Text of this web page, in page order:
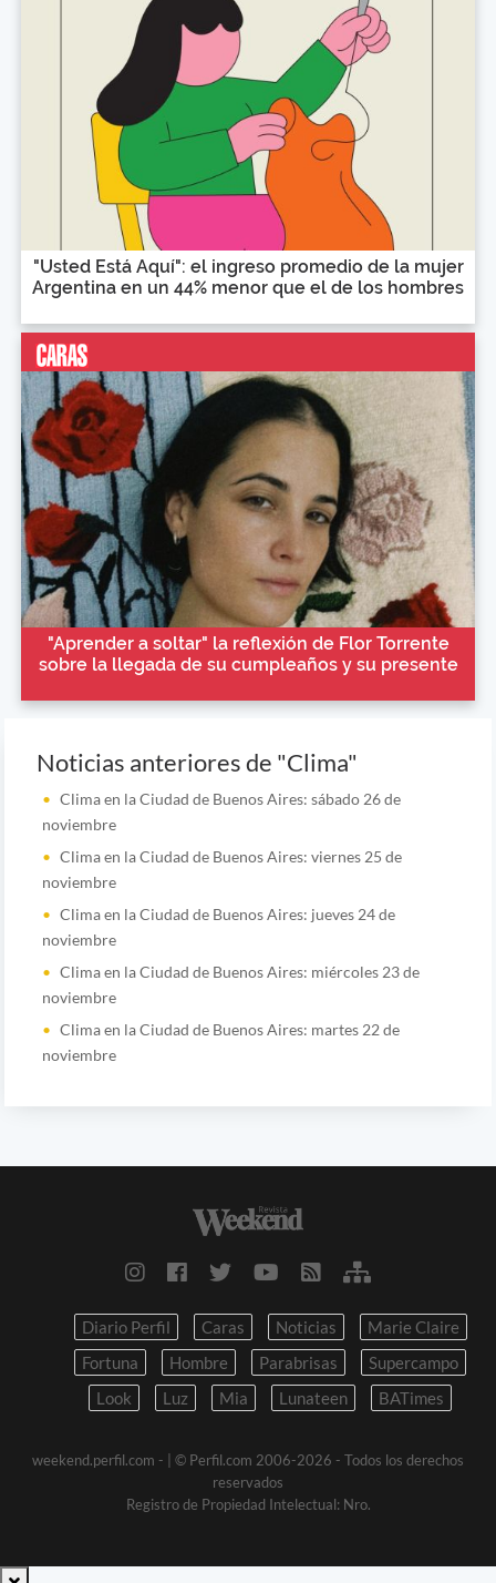
"Usted Está Aquí": el ingreso promedio de la mujer
Argentina en un 44% menor que el de los hombres
"Aprender a soltar" la reflexión de Flor Torrente
sobre la llegada de su cumpleaños y su presente
Noticias anteriores de "Clima"
Clima en la Ciudad de Buenos Aires: sábado 26 de
noviembre
Clima en la Ciudad de Buenos Aires: viernes 25 de
noviembre
Clima en la Ciudad de Buenos Aires: jueves 24 de
noviembre
Clima en la Ciudad de Buenos Aires: miércoles 23 de
noviembre
Clima en la Ciudad de Buenos Aires: martes 22 de
noviembre
Diario Perfil Caras Noticias
Marie Claire
Fortuna
Hombre Parabrisas
Supercampo
Look
Luz Mia Lunateen BATimes
weekend.perfil.com -
| © Perfil.com 2006-2026 - Todos los derechos
reservados
Registro de Propiedad Intelectual: Nro.